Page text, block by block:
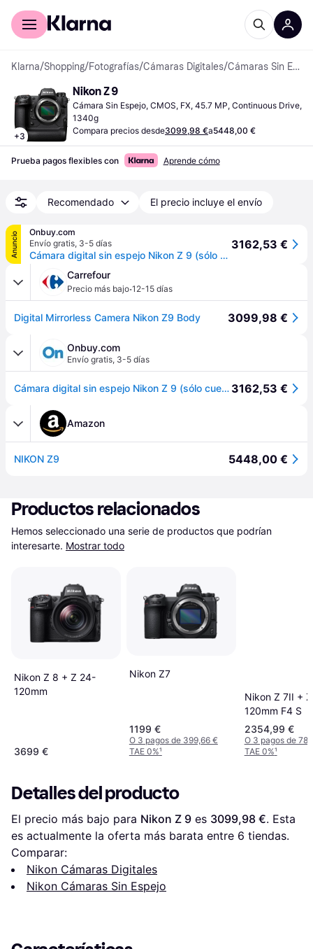
Comprar con Klarna
Klarna/Shopping/Fotografías/Cámaras Digitales/ Cámaras Sin Espejo
+3
Nikon Z 9
Cámara Sin Espejo, CMOS, FX, 45.7 MP, Continuous Drive,
1340g
Compara precios desde3099,98 €a5448,00 €
Prueba pagos flexibles con Aprende cómo
Recomendado El precio incluye el envío
Anuncio
Onbuy.com
Envío gratis, 3-5 días
Cámara digital sin espejo Nikon Z 9 (sólo cuerpo)
3162,53 €
Carrefour
Precio más bajo·12-15 días
Digital Mirrorless Camera Nikon Z9 Body 3099,98 €
Onbuy.com
Envío gratis, 3-5 días
Cámara digital sin espejo Nikon Z 9 (sólo cuerpo) 3162,53 €
Amazon
NIKON Z9 5448,00 €
Productos relacionados
Hemos seleccionado una serie de productos que podrían
interesarte. Mostrar todo
Nikon Z 8 + Z 24-
120mm
3699 €
Nikon Z7
1199 €
O 3 pagos de 399,66 €
TAE 0%¹
Nikon Z 7II +
120mm F4 S
2354,99 €
O 3 pagos de
TAE 0%¹
Detalles del producto
El precio más bajo para Nikon Z 9 es 3099,98 €. Esta
es actualmente la oferta más barata entre 6 tiendas.
Comparar:
Nikon Cámaras Digitales
Nikon Cámaras Sin Espejo